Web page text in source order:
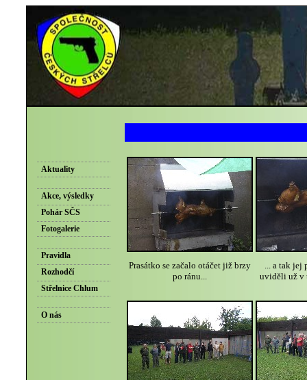
Aktuality
Akce, výsledky
Pohár SČS
Fotogalerie
Pravidla
Rozhodčí
Střelnice Chlum
O nás
Prasátko se začalo otáčet již brzy
po ránu...
... a tak jej
uviděli už v